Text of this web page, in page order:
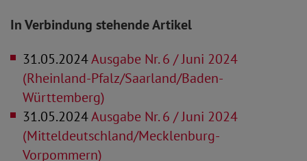
In Verbindung stehende Artikel
31.05.2024Ausgabe Nr. 6 / Juni 2024
(Rheinland-Pfalz/Saarland/Baden-
Württemberg)
31.05.2024Ausgabe Nr. 6 / Juni 2024
(Mitteldeutschland/Mecklenburg-
Vorpommern)